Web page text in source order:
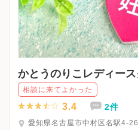
かとうのりこレディー
相談に来てよかった
3.4 2件
愛知県名古屋市中村区名駅4-